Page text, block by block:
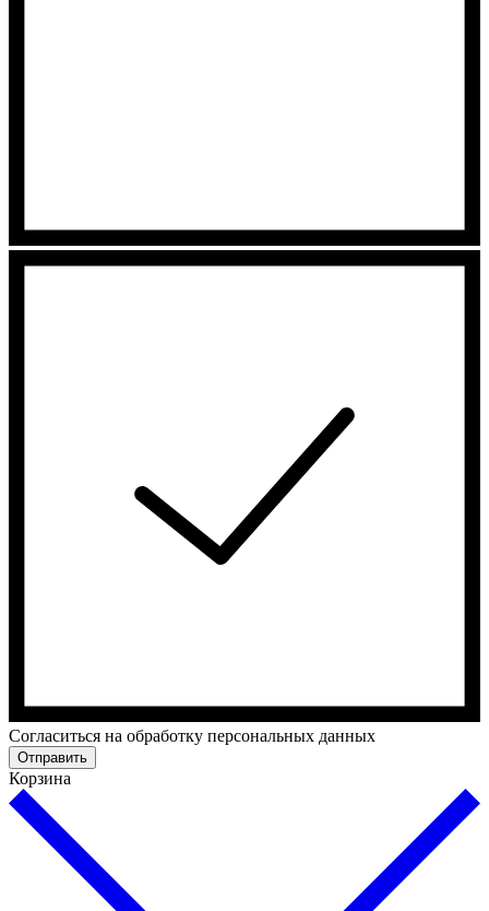
Cогласиться на обработку персональных данных
Отправить
Корзина